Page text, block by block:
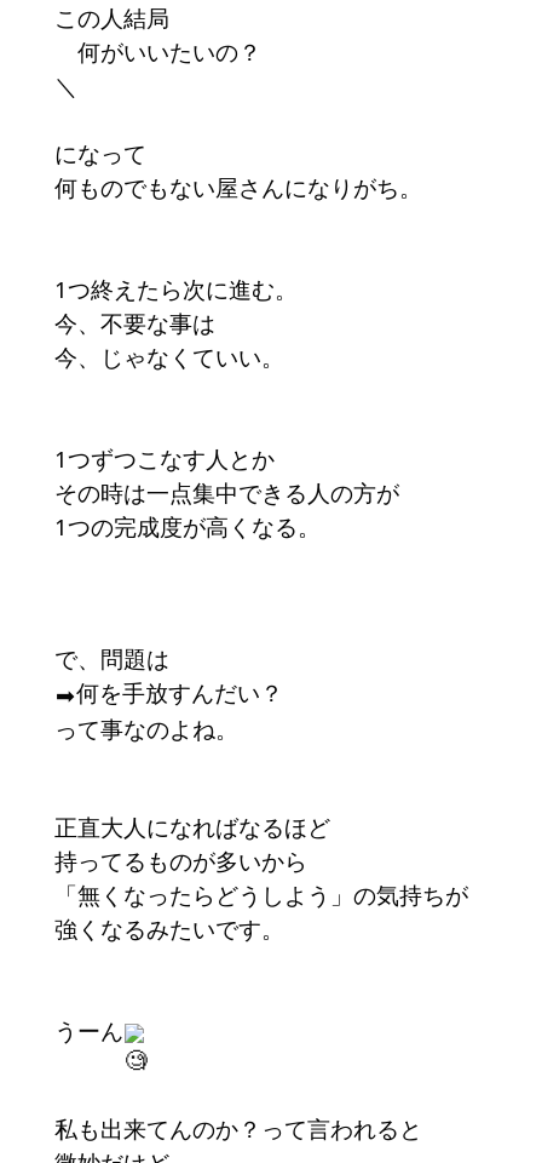
この人結局
何がいいたいの？
＼
になって
何ものでもない屋さんになりがち。
1つ終えたら次に進む。
今、不要な事は
今、じゃなくていい。
1つずつこなす人とか
その時は一点集中できる人の方が
1つの完成度が高くなる。
で、問題は
➡︎何を手放すんだい？
って事なのよね。
正直大人になればなるほど
持ってるものが多いから
「無くなったらどうしよう」の気持ちが
強くなるみたいです。
うーん
私も出来てんのか？って言われると